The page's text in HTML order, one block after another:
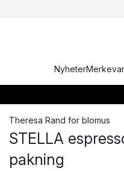
Nyheter
Theresa Rand for blomus
STELLA
pakning